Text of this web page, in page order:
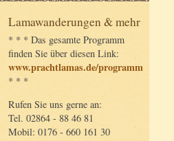
Lamawanderungen & mehr
* * * Das gesamte Programm
finden Sie über diesen Link:
www.prachtlamas.de/programm
* * *
Rufen Sie uns gerne an:
Tel. 02864 - 88 46 81
Mobil: 0176 - 660 161 30